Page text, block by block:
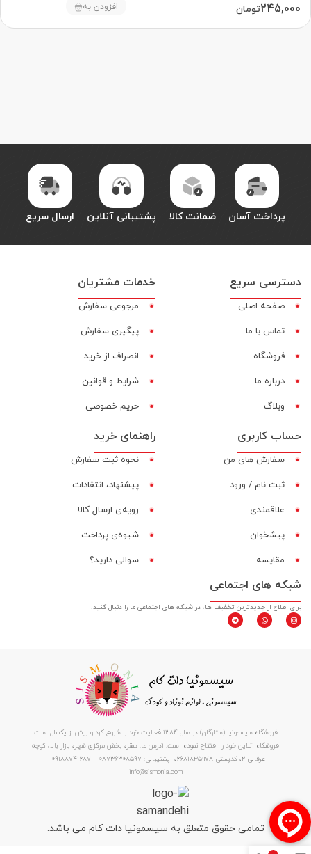
245,000تومان افزودن به
پرداخت آسان ضمانت کالا پشتیبانی آنلاین ارسال سریع
دسترسی سریع
صفحه اصلی
تماس با ما
فروشگاه
درباره ما
وبلاگ
خدمات مشتریان
مرجوعی سفارش
پیگیری سفارش
انصراف از خرید
شرایط و قوانین
حریم خصوصی
حساب کاربری
سفارش های من
ثبت نام / ورود
علاقمندی
پیشخوان
مقایسه‌
راهنمای خرید
نحوه ثبت سفارش
پیشنهاد، انتقادات
رویه‌ی ارسال کالا
شیوه‌ی پرداخت
سوالی دارید؟
شبکه های اجتماعی
برای اطلاع از جدیدترین تخفیف ها، در شبکه های اجتماعی ما را دنبال کنید.
فروشگاه سیسمونیا (ستارگان) در سال 1384 فعالیت خود را شروع کرد و بیش از یکسال است
فروشگاه آنلاین خود را افتتاح نموده است. آدرس ما: سقز، بخش مرکزی شهر، بازار بالا، کوچه
عرفانی ۲، کدپستی ۶۶۸۱۸۳۵۹۷۸، پشتیبانی: 08736308597 – 09188741687 –
info@sismonia.com
تمامی حقوق متعلق به سیسمونیا دات کام می باشد.